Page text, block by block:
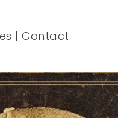
| Contact